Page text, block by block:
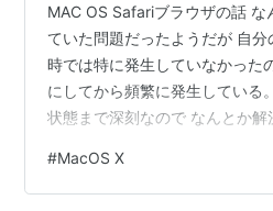
MAC OS Safariブラウザの話 な
ていた問題だったようだが 自
時では特に発生していなかった
にしてから頻繁に発生している
状態まで深刻なので なんとか解
たったというブログが ２件程度
報が終わっている。 そうする
#MacOS X